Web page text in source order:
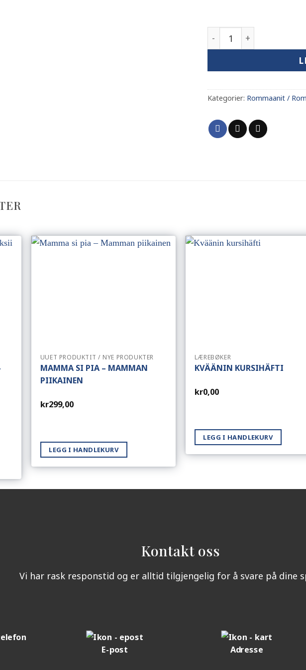
Odd Lyng antall
Kategorier: Rommaanit /
UUET PRODUKTIT / NYE PRODUKTER
MAMMA SI PIA – MAMMAN
PIIKAINEN
kr299,00
LEGG I HANDLEKURV
LÆREBØKER
KVÄÄNIN KURSIHÄFTI
kr0,00
LEGG I HANDLEKURV
Kontakt oss
Vi har rask responstid og er alltid tilgjengelig for å svare på dine
E-post Adresse